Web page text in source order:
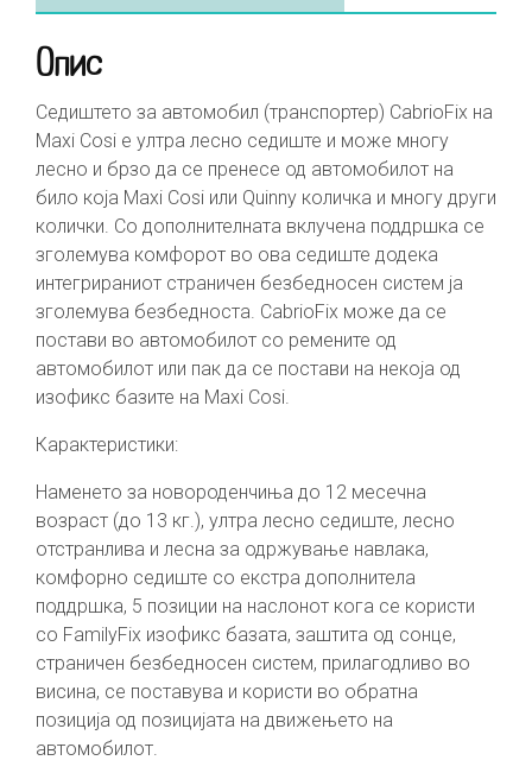
Опис
Седиштето за автомобил (транспортер) CabrioFix на
Maxi Cosi е ултра лесно седиште и може многу
лесно и брзо да се пренесе од автомобилот на
било која Maxi Cosi или Quinny количка и многу други
колички. Со дополнителната вклучена поддршка се
зголемува комфорот во ова седиште додека
интегрираниот страничен безбедносен систем ја
зголемува безбедноста. CabrioFix може да се
постави во автомобилот со ремените од
автомобилот или пак да се постави на некоја од
изофикс базите на Maxi Cosi.
Карактеристики:
Наменето за новороденчиња до 12 месечна
возраст (до 13 кг.), ултра лесно седиште, лесно
отстранлива и лесна за одржување навлака,
комфорно седиште со екстра дополнитела
поддршка, 5 позиции на наслонот кога се користи
со FamilyFix изофикс базата, заштита од сонце,
страничен безбедносен систем, прилагодливо во
висина, се поставува и користи во обратна
позиција од позицијата на движењето на
автомобилот.